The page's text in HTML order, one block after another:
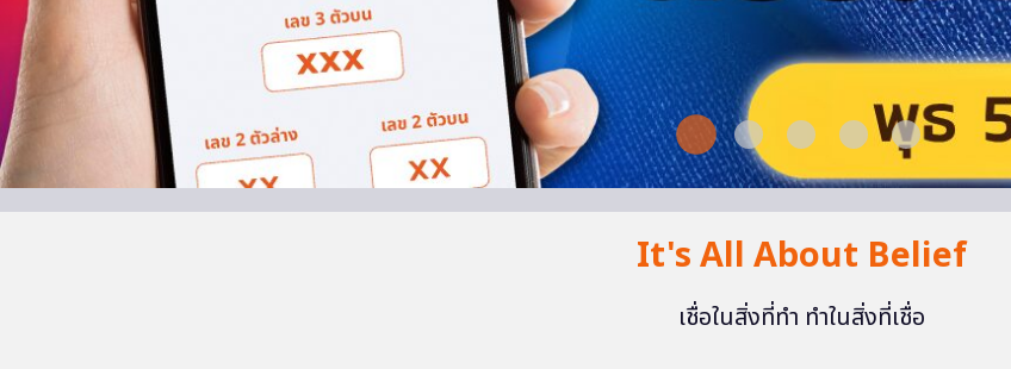
It's All About Belief
เชื่อในสิ่งที่ทำ ทำในสิ่งที่เชื่อ